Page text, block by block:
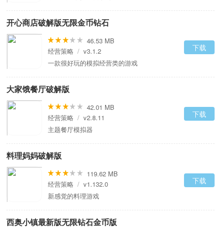
开心商店破解版无限金币钻石
46.53 MB
经营策略 / v3.1.2
一款很好玩的模拟经营类的游戏
下载
大家饿餐厅破解版
42.01 MB
经营策略 / v2.8.11
主题餐厅模拟器
下载
料理妈妈破解版
119.62 MB
经营策略 / v1.132.0
新感觉的料理游戏
下载
西奥小镇最新版无限钻石金币版